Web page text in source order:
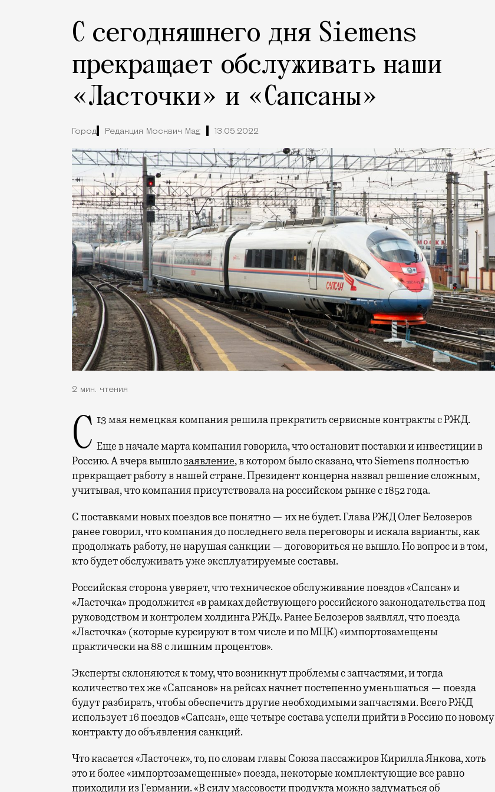
С сегодняшнего дня Siemens
прекращает обслуживать наши
«Ласточки» и «Сапсаны»
Город Редакция Москвич Mag 13.05.2022
2 мин. чтения
С 13 мая немецкая компания решила прекратить сервисные контракты с РЖД.
Еще в начале марта компания говорила, что остановит поставки и инвестиции в
Россию. А вчера вышлозаявление, в котором было сказано, что Siemens полностью
прекращает работу в нашей стране. Президент концерна назвал решение сложным,
учитывая, что компания присутствовала на российском рынке с 1852 года.
С поставками новых поездов все понятно — их не будет. Глава РЖД Олег Белозеров
ранее говорил, что компания до последнего вела переговоры и искала варианты, как
продолжать работу, не нарушая санкции — договориться не вышло. Но вопрос и в том,
кто будет обслуживать уже эксплуатируемые составы.
Российская сторона уверяет, что техническое обслуживание поездов «Сапсан» и
«Ласточка» продолжится «в рамках действующего российского законодательства под
руководством и контролем холдинга РЖД». Ранее Белозеров заявлял, что поезда
«Ласточка» (которые курсируют в том числе и по МЦК) «импортозамещены
практически на 88 с лишним процентов».
Эксперты склоняются к тому, что возникнут проблемы с запчастями, и тогда
количество тех же «Сапсанов» на рейсах начнет постепенно уменьшаться — поезда
будут разбирать, чтобы обеспечить другие необходимыми запчастями. Всего РЖД
использует 16 поездов «Сапсан», еще четыре состава успели прийти в Россию по новому
контракту до объявления санкций.
Что касается «Ласточек», то, по словам главы Союза пассажиров Кирилла Янкова, хоть
это и более «импортозамещенные» поезда, некоторые комплектующие все равно
приходили из Германии. «В силу массовости продукта можно задуматься об